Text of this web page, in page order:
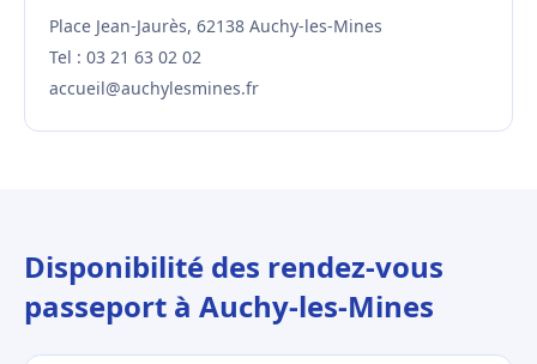
Place Jean-Jaurès, 62138 Auchy-les-Mines
Tel : 03 21 63 02 02
accueil@auchylesmines.fr
Disponibilité des rendez-vous
passeport à Auchy-les-Mines